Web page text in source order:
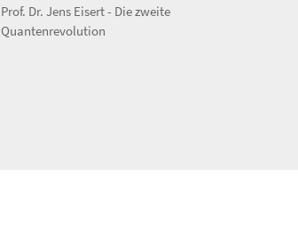
Prof. Dr. Jens Eisert - Die zweite
Quantenrevolution